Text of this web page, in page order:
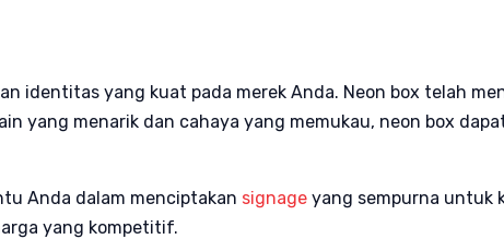
identitas yang kuat pada merek Anda. Neon box telah
yang menarik dan cahaya yang memukau, neon box
Anda dalam menciptakan signage yang sempurna untuk
yang kompetitif.